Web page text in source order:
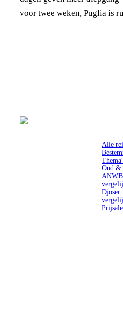
voor twee weken, Puglia is
Alle
Oud &
ANWB
Djoser